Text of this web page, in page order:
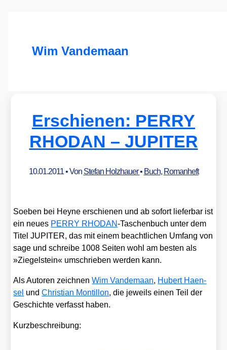
Wim Vandemaan
Erschienen: PERRY
RHODAN – JUPITER
10.01.2011• Von Stefan Holzhauer• Buch, Romanheft
Soeben bei Hey­ne erschie­nen und ab sofort lie­fer­bar ist
ein neu­es PERRY RHODAN-Taschen­buch unter dem
Titel JUPITER, das mit einem beacht­li­chen Umfang von
sage und schrei­be 1008 Sei­ten wohl am bes­ten als
»Zie­gel­stein« umschrie­ben wer­den kann.
Als Autoren zeich­nenWim Van­de­ma­an, Hubert Haen­
sel undChris­ti­an Mon­til­lon, die jeweils einen Teil der
Geschich­te ver­fasst haben.
Kurz­be­schrei­bung: